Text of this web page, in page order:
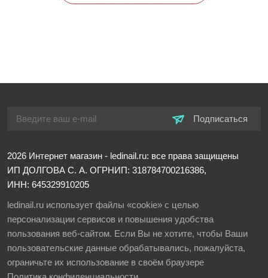
Подписаться
2026 Интернет магазин - ledinail.ru: все права защищены
ИП ДОЛГОВА С. А. ОГРНИП: 318784700216386,
ИНН: 645329910205
ledinail.ru использует файлы «cookie» с целью
персонализации сервисов и повышения удобства
пользования веб-сайтом. Если Вы не хотите, чтобы Ваши
пользовательские данные обрабатывались, пожалуйста,
ограничьте их использование в своём браузере